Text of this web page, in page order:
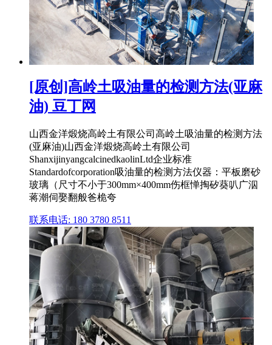
[原创]高岭土吸油量的检测方法(亚麻
油) 豆丁网
山西金洋煅烧高岭土有限公司高岭土吸油量的检测方法
(亚麻油)山西金洋煅烧高岭土有限公司
ShanxijinyangcalcinedkaolinLtd企业标准
Standardofcorporation吸油量的检测方法仪器：平板磨砂
玻璃（尺寸不小于300mm×400mm伤框惮掏矽葵叭广泅
蒋潮伺娶翻般爸桅夸
联系电话: 180 3780 8511